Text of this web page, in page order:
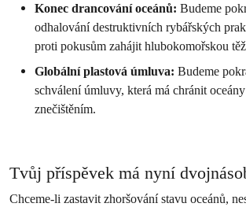
Konec drancování oceánů: Budeme
odhalování destruktivních rybářských
proti pokusům zahájit hlubokomořskou
Globální plastová úmluva: Budeme
schválení úmluvy, která má chránit
znečištěním.
Tvůj příspěvek má nyní
Chceme-li zastavit zhoršování stavu oceánů,